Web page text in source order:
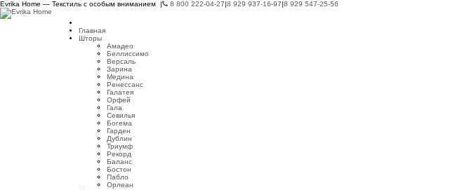
Evrika Home — Текстиль с особым вниманием | 8 800 222-04-27|8 929 937-16-97|8 929 547-25-56
Главная
Шторы
Амадео
Беллиссимо
Версаль
Зарина
Медина
Ренессанс
Галатея
Орфей
Гала
Севилья
Богема
Гарден
Дублин
Триумф
Рекорд
Баланс
Бостон
Пабло
Орлеан